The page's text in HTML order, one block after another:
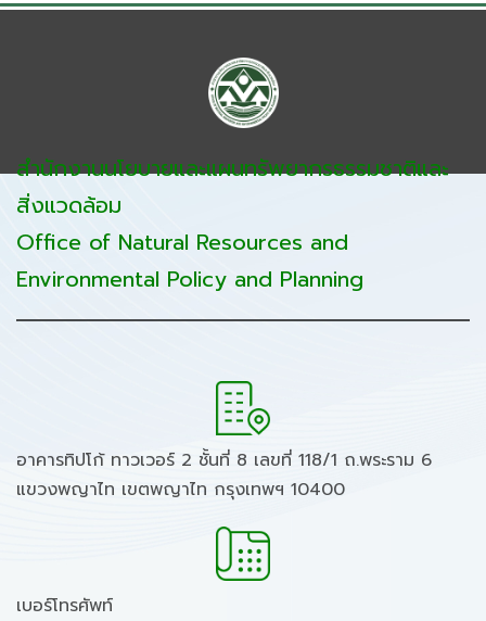
สำนักงานนโยบายและแผนทรัพยากรธรรมชาติและ
สิ่งแวดล้อม
Office of Natural Resources and
Environmental Policy and Planning
อาคารทิปโก้ ทาวเวอร์ 2 ชั้นที่ 8 เลขที่ 118/1 ถ.พระราม 6
แขวงพญาไท เขตพญาไท กรุงเทพฯ 10400
เบอร์โทรศัพท์